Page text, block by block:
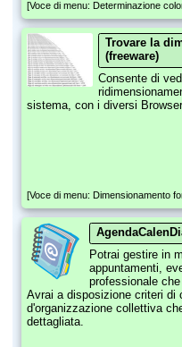
[Voce di menu: Determinazione
Trovare la
(freeware)
Consente di
sistema, con i diversi
[Voce di menu: Dimensionamento
Potrai gestire in
appuntamenti,
professionale che
Avrai a disposizione criteri di
d'organizzazione collettiva
dettagliata.